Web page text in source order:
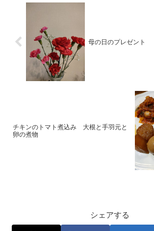
母の日のプレゼント
チキンのトマト煮込み 大根と手羽元と
卵の煮物
シェアする